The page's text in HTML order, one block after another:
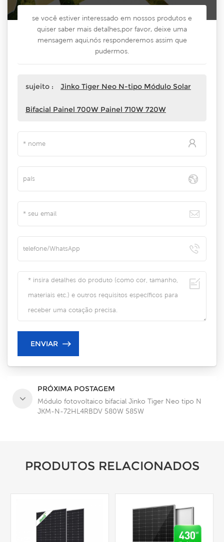
se você estiver interessado em nossos produtos e
quiser saber mais detalhes,por favor, deixe uma
mensagem aqui,nós responderemos assim que
pudermos.
sujeito : Jinko Tiger Neo N-tipo Módulo Solar
Bifacial Painel 700W Painel 710W 720W
PRÓXIMA POSTAGEM
Módulo fotovoltaico bifacial Jinko Tiger Neo tipo N
JKM-N-72HL4RBDV 580W 585W
PRODUTOS RELACIONADOS